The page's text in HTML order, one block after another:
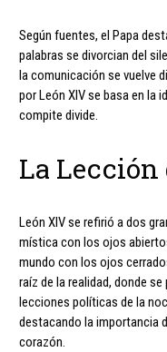
Según fuentes, el Papa
palabras se divorcian del
la comunicación se vuelve
por León XIV se basa en la
compite divide.
La
León XIV se refirió a dos
mística con los ojos
mundo con los ojos
raíz de la realidad, donde
lecciones políticas de la
destacando la importancia
corazón.